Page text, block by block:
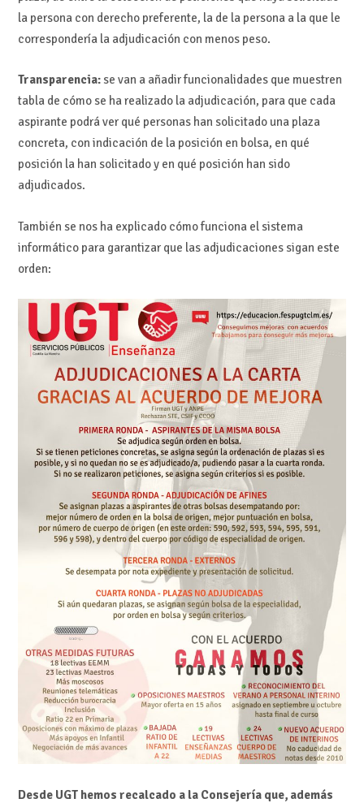
la persona con derecho preferente, la de la persona a la que le
correspondería la adjudicación con menos peso.
Transparencia:se van a añadir funcionalidades que muestren
tabla de cómo se ha realizado la adjudicación, para que cada
aspirante podrá ver qué personas han solicitado una plaza
concreta, con indicación de la posición en bolsa, en qué
posición la han solicitado y en qué posición han sido
adjudicados.
También se nos ha explicado cómo funciona el sistema
informático para garantizar que las adjudicaciones sigan este
orden:
Desde UGT hemos recalcado a la Consejería que, además